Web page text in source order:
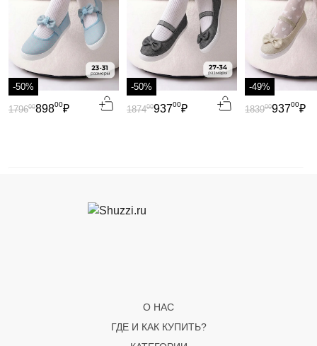
-50%
89800₽
179600
-50%
93700₽
187400
-49%
93700₽
183900
О НАС
ГДЕ И КАК КУПИТЬ?